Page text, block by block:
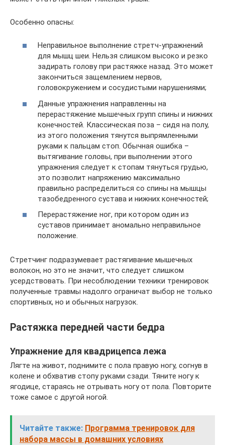
Особенно опасны:
Неправильное выполнение стретч-упражнений
для мышц шеи. Нельзя слишком высоко и резко
задирать голову при растяжке назад. Это может
закончиться защемлением нервов,
головокружением и сосудистыми нарушениями;
Данные упражнения направленны на
перерастяжение мышечных групп спины и нижних
конечностей. Классическая поза – сидя на полу,
из этого положения тянутся выпрямленными
руками к пальцам стоп. Обычная ошибка –
вытягивание головы, при выполнении этого
упражнения следует к стопам тянуться грудью,
это позволит напряжению максимально
правильно распределиться со спины на мышцы
тазобедренного сустава и нижних конечностей;
Перерастяжение ног, при котором один из
суставов принимает аномально неправильное
положение.
Стретчинг подразумевает растягивание мышечных
волокон, но это не значит, что следует слишком
усердствовать. При несоблюдении техники тренировок
полученные травмы надолго ограничат выбор не только
спортивных, но и обычных нагрузок.
Растяжка передней части бедра
Упражнение для квадрицепса лежа
Лягте на живот, поднимите с пола правую ногу, согнув в
колене и обхватив стопу руками сзади. Тяните ногу к
ягодице, стараясь не отрывать ногу от пола. Повторите
тоже самое с другой ногой.
Читайте также: Программа тренировок для
набора массы в домашних условиях